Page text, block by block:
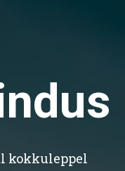
kokkuleppel